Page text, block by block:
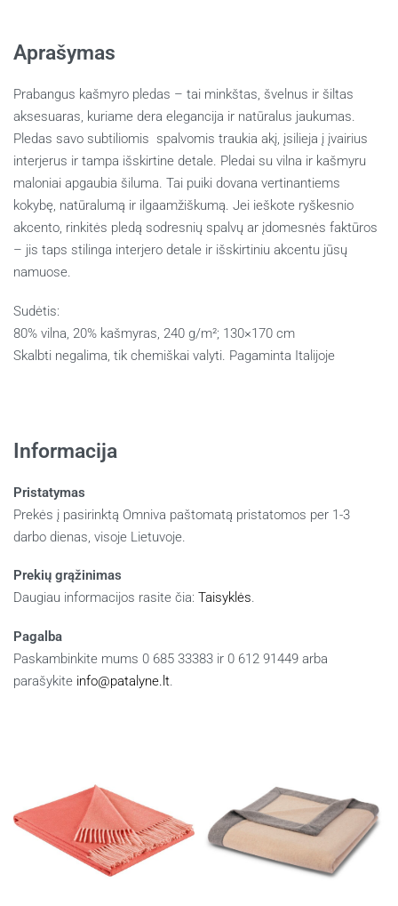
Aprašymas
Prabangus kašmyro pledas – tai minkštas, švelnus ir šiltas
aksesuaras, kuriame dera elegancija ir natūralus jaukumas.
Pledas savo subtiliomis spalvomis traukia akį, įsilieja į įvairius
interjerus ir tampa išskirtine detale. Pledai su vilna ir kašmyru
maloniai apgaubia šiluma. Tai puiki dovana vertinantiems
kokybę, natūralumą ir ilgaamžiškumą. Jei ieškote ryškesnio
akcento, rinkitės pledą sodresnių spalvų ar įdomesnės faktūros
– jis taps stilinga interjero detale ir išskirtiniu akcentu jūsų
namuose.
Sudėtis:
80% vilna, 20% kašmyras, 240 g/m²; 130×170 cm
Skalbti negalima, tik chemiškai valyti. Pagaminta Italijoje
Informacija
Pristatymas
Prekės į pasirinktą Omniva paštomatą pristatomos per 1-3
darbo dienas, visoje Lietuvoje.
Prekių grąžinimas
Daugiau informacijos rasite čia: Taisyklės.
Pagalba
Paskambinkite mums 0 685 33383 ir 0 612 91449 arba
parašykite info@patalyne.lt.